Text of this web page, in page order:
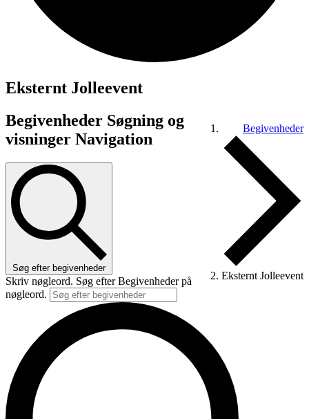
Eksternt Jolleevent
Begivenheder
Eksternt Jolleevent
Begivenheder
Begivenheder Søgning og
visninger Navigation
Søg efter begivenheder
Skriv nøgleord. Søg efter Begivenheder på
nøgleord.